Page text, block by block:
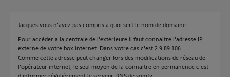
Jacques vous n'avez pas compris a quoi sert le nom de domaine.
Pour accéder a la centrale de l'extérieure il faut connaitre l'adresse IP
externe de votre box internet. Dans votre cas c'est 2.9.89.106
Comme cette adresse peut changer lors des modifications de réseau de
l'opérateur internet, le seul moyen de la connaitre en permanence c'est
d'informer régulièrement le serveur DNS de somfy.